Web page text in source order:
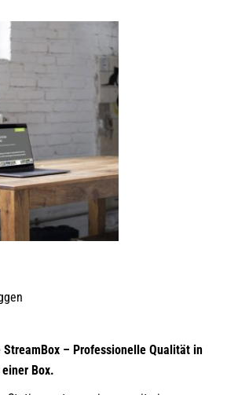
StreamBox – Professionelle Qualität in
Box.